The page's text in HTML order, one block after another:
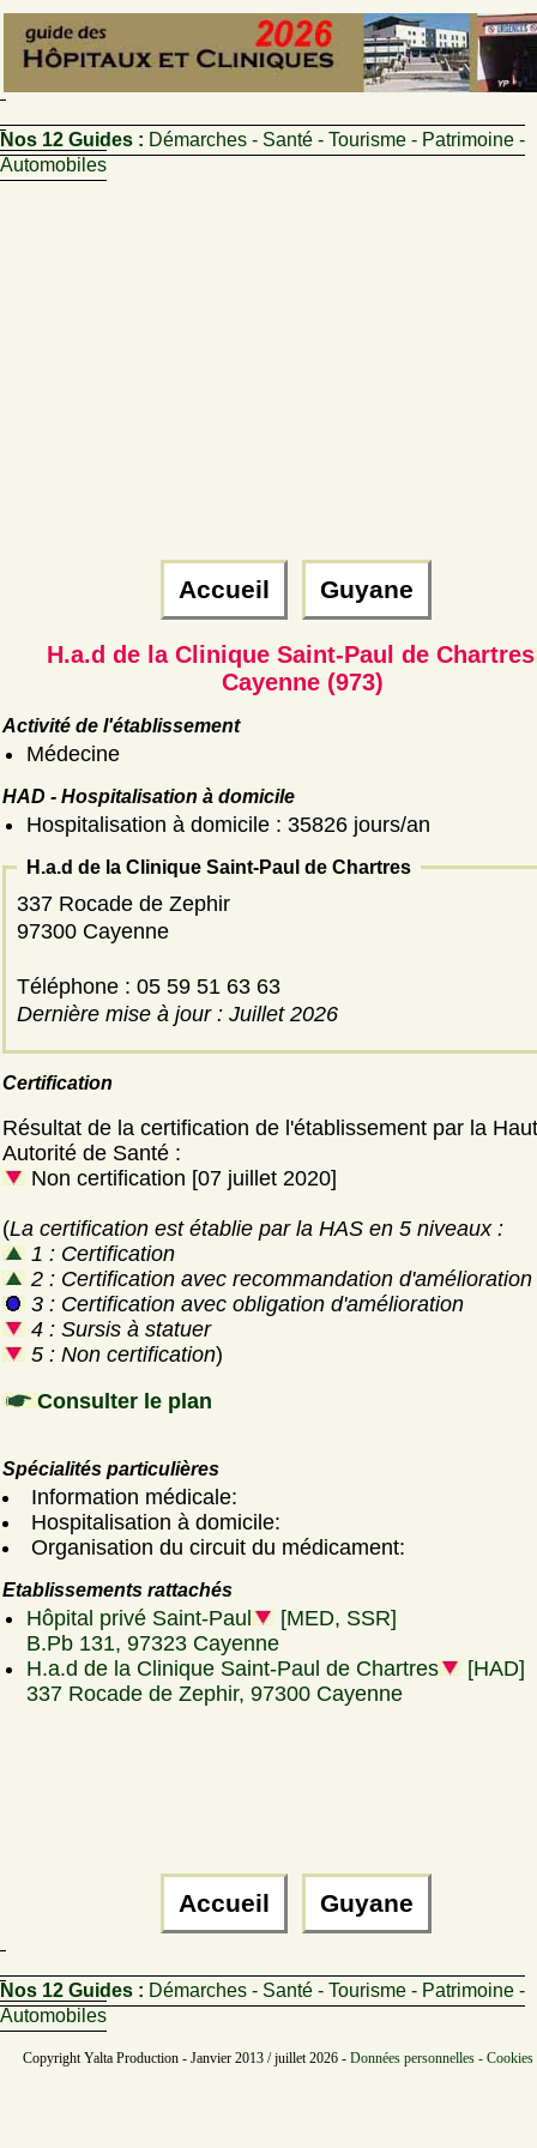
Nos 12 Guides : Démarches - Santé - Tourisme - Patrimoine -
Automobiles
Accueil Guyane
H.a.d de la Clinique Saint-Paul de Chartres
Cayenne (973)
Activité de l'établissement
Médecine
HAD - Hospitalisation à domicile
Hospitalisation à domicile : 35826 jours/an
H.a.d de la Clinique Saint-Paul de Chartres
337 Rocade de Zephir
97300 Cayenne
Téléphone : 05 59 51 63 63
Dernière mise à jour : Juillet 2026
Certification
Résultat de la certification de l'établissement par la
Autorité de Santé :
Non certification [07 juillet 2020]
(La certification est établie par la HAS en 5 niveaux :
1 : Certification
2 : Certification avec recommandation d'amélioration
3 : Certification avec obligation d'amélioration
4 : Sursis à statuer
5 : Non certification)
Consulter le plan
Spécialités particulières
Information médicale:
Hospitalisation à domicile:
Organisation du circuit du médicament:
Etablissements rattachés
Hôpital privé Saint-Paul
[MED, SSR]
B.Pb 131, 97323 Cayenne
H.a.d de la Clinique Saint-Paul de Chartres
[HAD]
337 Rocade de Zephir, 97300 Cayenne
Accueil Guyane
Nos 12 Guides : Démarches - Santé - Tourisme - Patrimoine -
Automobiles
Copyright Yalta Production - Janvier 2013 / juillet 2026 - Données personnelles -